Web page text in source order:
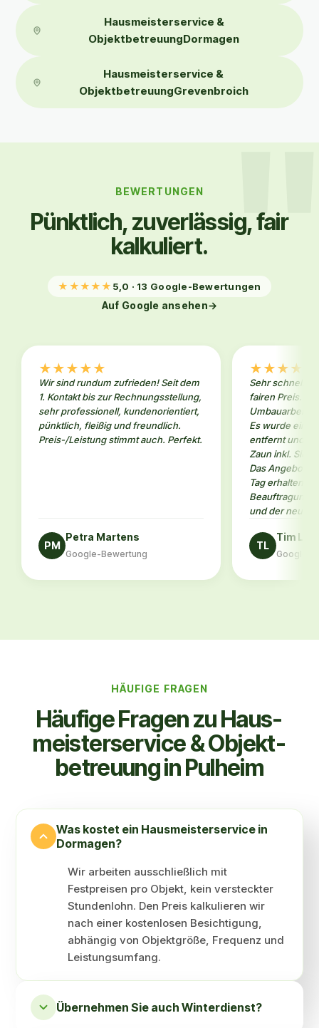
Hausmeisterservice &
ObjektbetreuungDormagen
Hausmeisterservice &
ObjektbetreuungGrevenbroich
BEWERTUNGEN
Pünktlich, zuverlässig, fair
kalkuliert.
★ ★★★★ 5,0 · 13 Google-Bewertungen
Auf Google ansehen→
★★★★★
Wir sind rundum zufrieden! Seit dem
1. Kontakt bis zur Rechnungsstellung,
sehr professionell, kundenorientiert,
pünktlich, fleißig und freundlich.
Preis-/Leistung stimmt auch. Perfekt.
PM
Petra Martens
Google-Bewertung
★★★★
Sehr schneller
fairen Preis.
Es wurde eine
entfernt und
Zaun inkl.
Das Angebot
Tag erhalten.
Beauftragung
und der neue
TL
Tim
Google-
HÄUFIGE FRAGEN
Häufige Fragen zu Haus­
meister­service & Objekt­
betreuung in Pulheim
Was kostet ein Haus­meister­service in
Dormagen?
Wir arbeiten ausschließlich mit
Festpreisen pro Objekt, kein versteckter
Stundenlohn. Den Preis kalkulieren wir
nach einer kostenlosen Besichtigung,
abhängig von Objektgröße, Frequenz und
Leistungsumfang.
Übernehmen Sie auch Winter­dienst?